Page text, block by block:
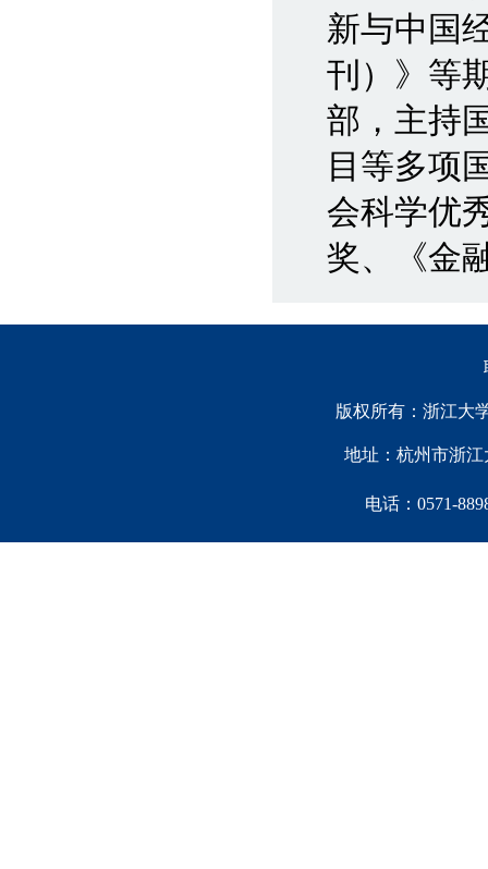
新与中国
刊）》等
部，主持
目等多项
会科学优
奖、《金
版权所有：浙江大
地址：杭州市浙江
电话：0571-